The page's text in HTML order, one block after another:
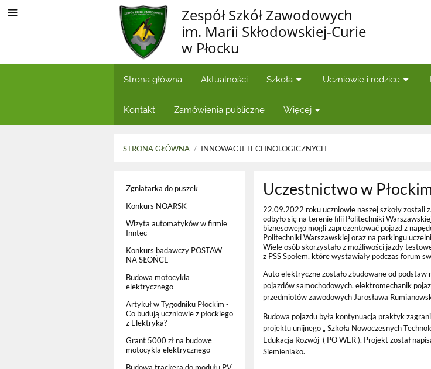
Zespół Szkół Zawodowych
im. Marii Skłodowskiej-Curie
w Płocku
Strona główna Aktualności Szkoła Uczniowie i rodzice
Kontakt Zamówienia publiczne Więcej
STRONA GŁÓWNA / INNOWACJI TECHNOLOGICZNYCH
Innowacji
Technologicznych
Zgniatarka do puszek
Konkurs NOARSK
Wizyta automatyków w firmie
Inntec
Konkurs badawczy POSTAW
NA SŁOŃCE
Budowa motocykla
elektrycznego
Artykuł w Tygodniku Płockim -
Co budują uczniowie z płockiego
z Elektryka?
Grant 5000 zł na budowę
motocykla elektrycznego
Budowa trackera do modułu PV
Uczestnictwo w
22.09.2022 roku uczniowie naszej szkoły zostali
odbyło się na terenie filii Politechniki
biznesowego mogli zaprezentować pojazd z
Politechniki Warszawskiej oraz na parkingu
Wiele osób skorzystało z możliwości jazdy
z PSS Społem, które wystawiały podczas forum
Auto elektryczne zostało zbudowane od
pojazdów samochodowych, elektromechanik
przedmiotów zawodowych Jarosława
Budowa pojazdu była kontynuacją praktyk
projektu unijnego „ Szkoła Nowoczesnych
Edukacja Rozwój ( PO WER ). Projekt został
Siemieniako.